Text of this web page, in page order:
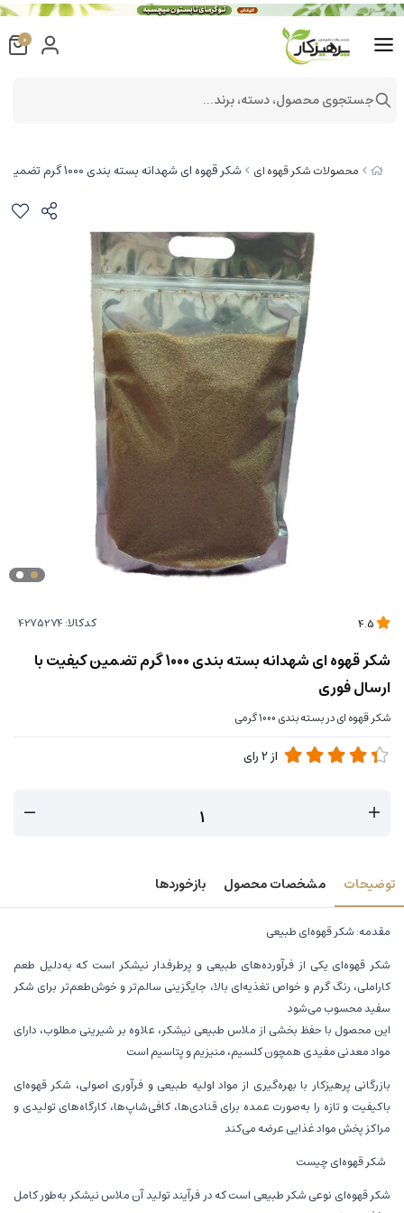
محصولات شکر قهوه ای شکر قهوه ای شهدانه بسته بندی 1000 گرم تضمین کیفیت با ارسال فوری
کدکالا:
شکر قهوه ای شهدانه بسته بندی 1000 گرم تضمین کیفیت با
ارسال فوری
شکر قهوه ای در بسته بندی 1000 گرمی
از2رای
توضیحات مشخصات محصول بازخوردها
مقدمه: شکر قهوه‌ای طبیعی
شکر قهوه‌ای یکی از فرآورده‌های طبیعی و پرطرفدار نیشکر است که به‌دلیل طعم
کاراملی، رنگ گرم و خواص تغذیه‌ای بالا، جایگزینی سالم‌تر و خوش‌طعم‌تر برای شکر
سفید محسوب می‌شود
این محصول با حفظ بخشی از ملاس طبیعی نیشکر، علاوه بر شیرینی مطلوب، دارای
مواد معدنی مفیدی همچون کلسیم، منیزیم و پتاسیم است
بازرگانی پرهیزکار با بهره‌گیری از مواد اولیه طبیعی و فرآوری اصولی، شکر قهوه‌ای
باکیفیت و تازه را به‌صورت عمده برای قنادی‌ها، کافی‌شاپ‌ها، کارگاه‌های تولیدی و
مراکز پخش مواد غذایی عرضه می‌کند
شکر قهوه‌ای چیست
شکر قهوه‌ای نوعی شکر طبیعی است که در فرآیند تولید آن ملاس نیشکر به‌طور کامل
0
جستجوی محصول، دسته، برند...